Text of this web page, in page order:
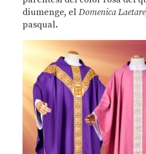
diumenge, el Domenica Laetare
pasqual.